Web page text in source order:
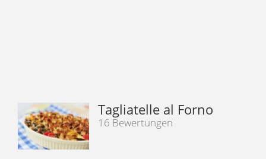
Tagliatelle al Forno
16 Bewertungen